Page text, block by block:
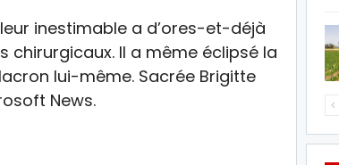
inestimable a d’ores-et-déjà
Il a même éclipsé la
lui-même. Sacrée Brigitte
News.